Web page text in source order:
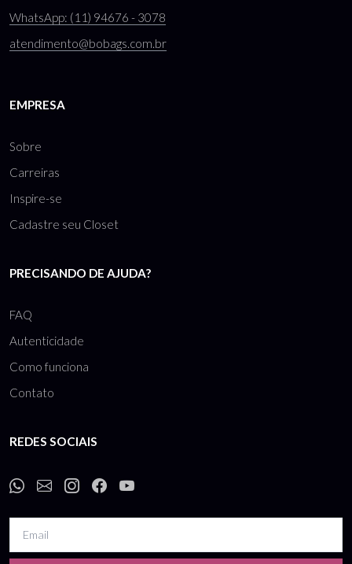
WhatsApp: (11) 94676 - 3078
atendimento@bobags.com.br
EMPRESA
Sobre
Carreiras
Inspire-se
Cadastre seu Closet
PRECISANDO DE AJUDA?
FAQ
Autenticidade
Como funciona
Contato
REDES SOCIAIS